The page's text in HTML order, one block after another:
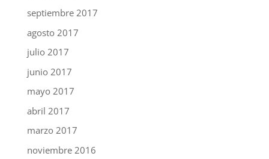
septiembre 2017
agosto 2017
julio 2017
junio 2017
mayo 2017
abril 2017
marzo 2017
noviembre 2016